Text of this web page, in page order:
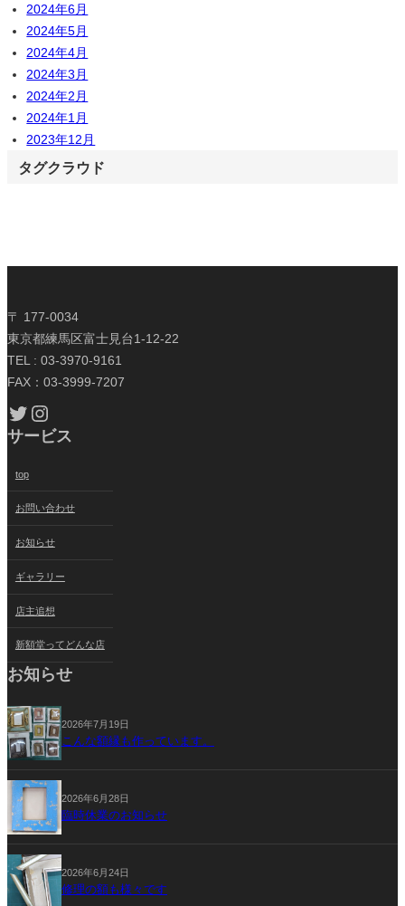
2024年6月
2024年5月
2024年4月
2024年3月
2024年2月
2024年1月
2023年12月
タグクラウド
〒 177-0034
東京都練馬区富士見台1-12-22
TEL : 03-3970-9161
FAX：03-3999-7207
Twitter Instagram
サービス
top
お問い合わせ
お知らせ
ギャラリー
店主追想
新額堂ってどんな店
お知らせ
2026年7月19日
こんな額縁も作っています。
2026年6月28日
臨時休業のお知らせ
2026年6月24日
修理の額も様々です